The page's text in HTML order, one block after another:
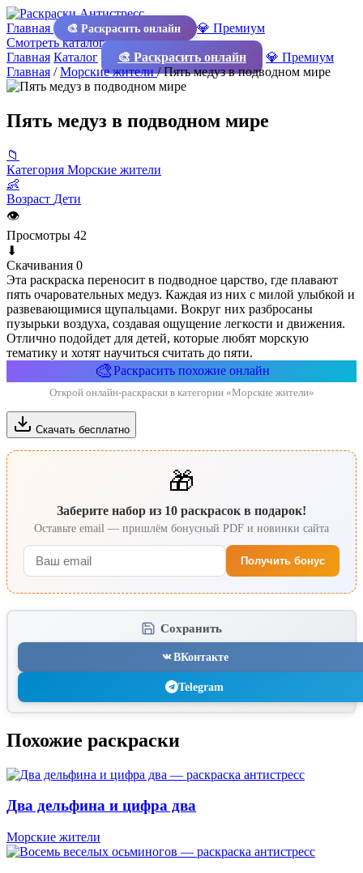
Главная 🎨 Раскрасить онлайн
💎 Премиум
Смотреть каталог
Главная Каталог 🎨 Раскрасить онлайн
💎 Премиум
Главная /Морские жители/Пять медуз в подводном мире
Пять медуз в подводном мире
📁
Категория Морские жители
👶
Возраст Дети
👁
Просмотры 42
⬇
Скачивания 0
Эта раскраска переносит в подводное царство, где плавают
пять очаровательных медуз. Каждая из них с милой улыбкой и
развевающимися щупальцами. Вокруг них разбросаны
пузырьки воздуха, создавая ощущение легкости и движения.
Отлично подойдет для детей, которые любят морскую
тематику и хотят научиться считать до пяти.
🎨Раскрасить похожие онлайн
Открой онлайн-раскраски в категории «Морские жители»
Скачать бесплатно
🎁
Заберите набор из 10 раскрасок в подарок!
Оставьте email — пришлём бонусный PDF и новинки сайта
Получить бонус
Сохранить
ВКонтакте
Telegram
Похожие раскраски
Два дельфина и цифра два
Морские жители